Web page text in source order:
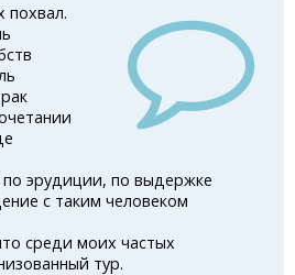
похвал.
эрудиции, по выдержке
с таким человеком
среди моих частых
тур.